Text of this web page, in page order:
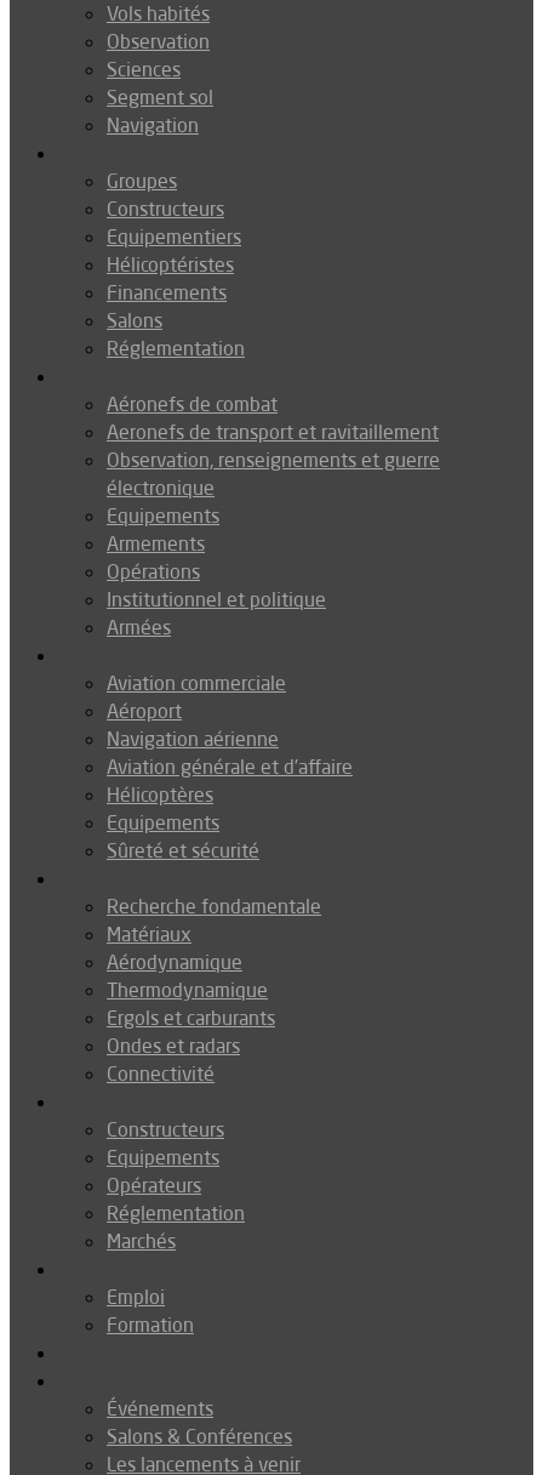
Vols habités
Observation
Sciences
Segment sol
Navigation
Groupes
Constructeurs
Equipementiers
Hélicoptéristes
Financements
Salons
Réglementation
Aéronefs de combat
Aeronefs de transport et ravitaillement
Observation, renseignements et guerre
électronique
Equipements
Armements
Opérations
Institutionnel et politique
Armées
Aviation commerciale
Aéroport
Navigation aérienne
Aviation générale et d’affaire
Hélicoptères
Equipements
Sûreté et sécurité
Recherche fondamentale
Matériaux
Aérodynamique
Thermodynamique
Ergols et carburants
Ondes et radars
Connectivité
Constructeurs
Equipements
Opérateurs
Réglementation
Marchés
Emploi
Formation
Événements
Salons & Conférences
Les lancements à venir